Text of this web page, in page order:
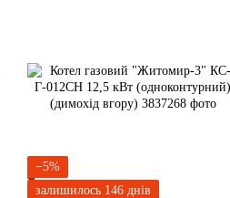
−5%
залишилось 146 днів